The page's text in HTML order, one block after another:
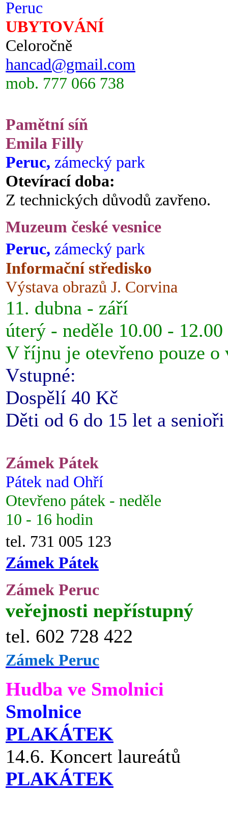
Peruc
UBYTOVÁNÍ
Celoročně
hancad@gmail.com
mob. 777 066 738
Pamětní síň
Emila Filly
Peruc, zámecký park
Otevírací doba:
Z technických důvodů zavřeno.
Muzeum české vesnice
Peruc, zámecký park
Informační středisko
Výstava obrazů J. Corvina
11. dubna - září
úterý - neděle 10.00 -
V říjnu je otevřeno pouze o
Vstupné:
Dospělí 40 Kč
Děti od 6 do 15 let a
Zámek Pátek
Pátek nad Ohří
Otevřeno pátek - neděle
10 - 16 hodin
tel. 731 005 123
Zámek Pátek
Zámek Peruc
veřejnosti nepřístupný
tel. 602 728 422
Zámek Peruc
Hudba ve Smolnici
Smolnice
PLAKÁTEK
14.6. Koncert laureátů
PLAKÁTEK